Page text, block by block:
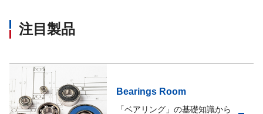
注目製品
Bearings Room
「ベアリング」の基礎知識から